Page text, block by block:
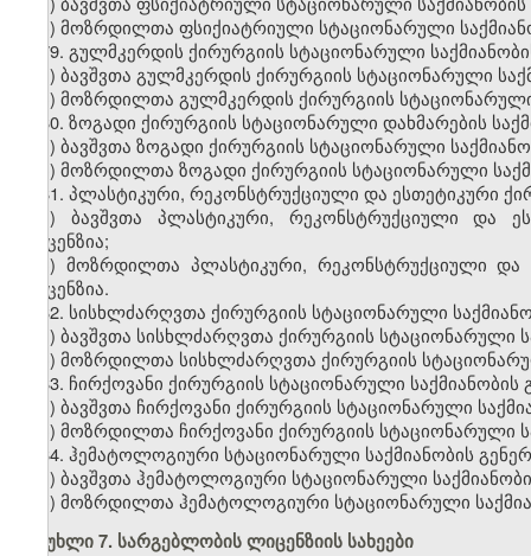
ბ) მოზრდილთა ფსიქიატრიული სტაციონარული
79. გულმკერდის ქირურგიის სტაციონარული
ა) ბავშვთა გულმკერდის ქირურგიის სტაციონარული
ბ) მოზრდილთა გულმკერდის ქირურგიის
80. ზოგადი ქირურგიის სტაციონარული დახმარების
ა) ბავშვთა ზოგადი ქირურგიის სტაციონარული
ბ) მოზრდილთა ზოგადი ქირურგიის სტაციონარული
81. პლასტიკური, რეკონსტრუქციული და ესთეტიკური
ა) ბავშვთა პლასტიკური, რეკონსტრუქციული და
ლიცენზია;
ბ) მოზრდილთა პლასტიკური, რეკონსტრუქციული და
ლიცენზია.
82. სისხლძარღვთა ქირურგიის სტაციონარული
ა) ბავშვთა სისხლძარღვთა ქირურგიის სტაციონარული
ბ) მოზრდილთა სისხლძარღვთა ქირურგიის
83. ჩირქოვანი ქირურგიის სტაციონარული
ა) ბავშვთა ჩირქოვანი ქირურგიის სტაციონარული
ბ) მოზრდილთა ჩირქოვანი ქირურგიის სტაციონარული
84. ჰემატოლოგიური სტაციონარული საქმიანობის
ა) ბავშვთა ჰემატოლოგიური სტაციონარული
ბ) მოზრდილთა ჰემატოლოგიური სტაციონარული
მუხლი 7. სარგებლობის ლიცენზიის სახეები